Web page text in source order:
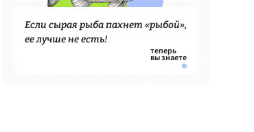
Если сырая рыба пахнет «рыбой»,
ее лучше не есть!